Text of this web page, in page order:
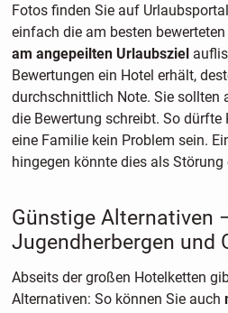
Fotos finden Sie auf
einfach die am besten bewerteten
am angepeilten Urlaubsziel
Bewertungen ein Hotel erhält,
durchschnittlich Note. Sie sollten
die Bewertung schreibt. So
eine Familie kein Problem sein.
hingegen könnte dies als Störung
Günstige Alternativen
Jugendherbergen und
Abseits der großen Hotelketten
Alternativen: So können Sie auch